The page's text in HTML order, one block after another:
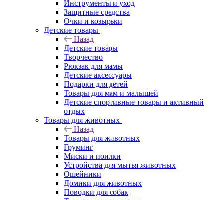
Инструменты и уход
Защитные средства
Очки и козырьки
Детские товары
Назад
Детские товары
Творчество
Рюкзак для мамы
Детские аксессуары
Подарки для детей
Товары для мам и малышей
Детские спортивные товары и активный
отдых
Товары для животных
Назад
Товары для животных
Груминг
Миски и поилки
Устройства для мытья животных
Ошейники
Домики для животных
Поводки для собак